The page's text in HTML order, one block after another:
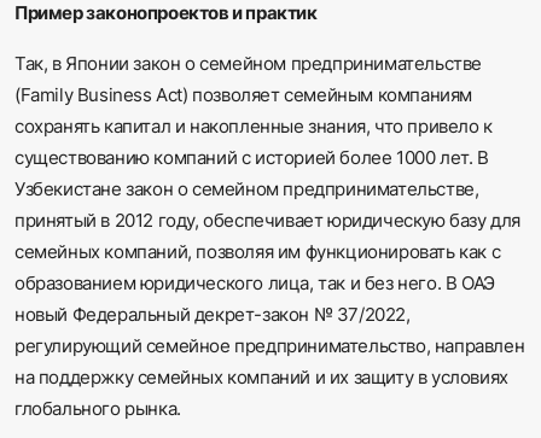
Пример законопроектов и практик
Так, в Японии закон о семейном предпринимательстве
(Family Business Act) позволяет семейным компаниям
сохранять капитал и накопленные знания, что привело к
существованию компаний с историей более 1000 лет. В
Узбекистане закон о семейном предпринимательстве,
принятый в 2012 году, обеспечивает юридическую базу для
семейных компаний, позволяя им функционировать как с
образованием юридического лица, так и без него. В ОАЭ
новый Федеральный декрет-закон № 37/2022,
регулирующий семейное предпринимательство, направлен
на поддержку семейных компаний и их защиту в условиях
глобального рынка.